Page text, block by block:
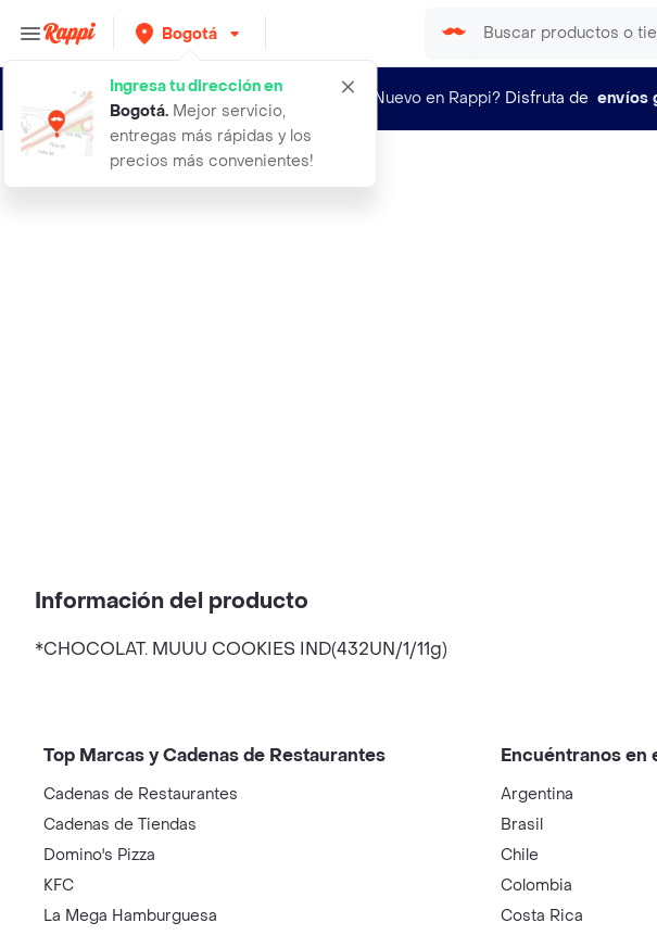
Bogotá
Ingresa tu dirección en
Bogotá. Mejor servicio,
entregas más rápidas y los
precios más convenientes!
¿Nuevo en Rappi? Disfruta de envíos
chocolat muuu cookies ind432un111g
Información del producto
*CHOCOLAT. MUUU COOKIES IND(432UN/1/11g)
Top Marcas y Cadenas de Restaurantes
Cadenas de Restaurantes
Cadenas de Tiendas
Domino's Pizza
KFC
La Mega Hamburguesa
Encuéntranos en
Argentina
Brasil
Chile
Colombia
Costa Rica